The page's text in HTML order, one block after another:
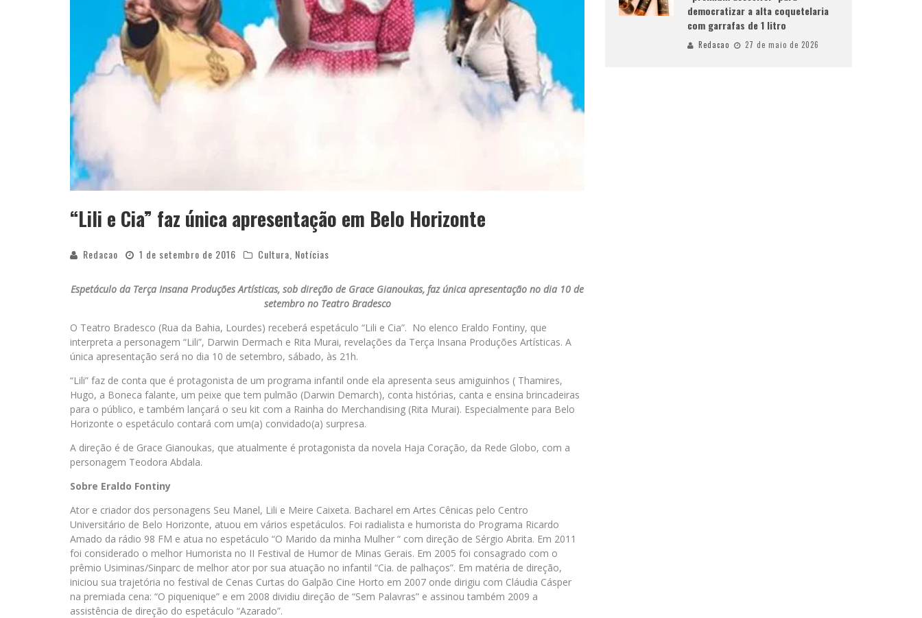
“Lili e Cia” faz única apresentação em Belo Horizonte
Redacao 1 de setembro de 2016 Cultura Notícias
Espetáculo da Terça Insana Produções Artísticas, sob direção de Grace Gianoukas, faz única apresentação no dia 10 de
setembro no Teatro Bradesco
O Teatro Bradesco (Rua da Bahia, Lourdes) receberá espetáculo “Lili e Cia”. No elenco Eraldo Fontiny, que
interpreta a personagem “Lili”, Darwin Dermach e Rita Murai, revelações da Terça Insana Produções Artísticas. A
única apresentação será no dia 10 de setembro, sábado, às 21h.
“Lili” faz de conta que é protagonista de um programa infantil onde ela apresenta seus amiguinhos ( Thamires,
Hugo, a Boneca falante, um peixe que tem pulmão (Darwin Demarch), conta histórias, canta e ensina brincadeiras
para o público, e também lançará o seu kit com a Rainha do Merchandising (Rita Murai). Especialmente para Belo
Horizonte o espetáculo contará com um(a) convidado(a) surpresa.
A direção é de Grace Gianoukas, que atualmente é protagonista da novela Haja Coração, da Rede Globo, com a
personagem Teodora Abdala.
Sobre Eraldo Fontiny
Ator e criador dos personagens Seu Manel, Lili e Meire Caixeta. Bacharel em Artes Cênicas pelo Centro
Universitário de Belo Horizonte, atuou em vários espetáculos. Foi radialista e humorista do Programa Ricardo
Amado da rádio 98 FM e atua no espetáculo “O Marido da minha Mulher “ com direção de Sérgio Abrita. Em 2011
foi considerado o melhor Humorista no II Festival de Humor de Minas Gerais. Em 2005 foi consagrado com o
prêmio Usiminas/Sinparc de melhor ator por sua atuação no infantil “Cia. de palhaços”. Em matéria de direção,
iniciou sua trajetória no festival de Cenas Curtas do Galpão Cine Horto em 2007 onde dirigiu com Cláudia Cásper
na premiada cena: “O piquenique” e em 2008 dividiu direção de “Sem Palavras” e assinou também 2009 a
assistência de direção do espetáculo “Azarado”.
democratizar a alta coquetelaria
com garrafas de 1 litro
Redacao 27 de maio de 2026